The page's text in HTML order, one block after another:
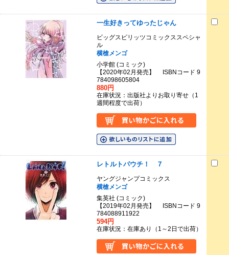
一生好きってゆったじゃん
ビッグスピリッツコミックススペシャ
ル
横槍メンゴ
小学館 (コミック)
【2020年02月発売】 ISBNコード 9
784098605804
880円
在庫状況：出版社よりお取り寄せ（1
週間程度で出荷）
レトルトパウチ！ ７
ヤングジャンプコミックス
横槍メンゴ
集英社 (コミック)
【2019年02月発売】 ISBNコード 9
784088911922
594円
在庫状況：在庫あり（1～2日で出荷）